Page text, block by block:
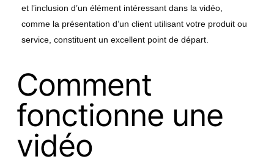
et l’inclusion d’un élément intéressant dans la vidéo,
comme la présentation d’un client utilisant votre produit ou
service, constituent un excellent point de départ.
Comment
fonctionne une
vidéo